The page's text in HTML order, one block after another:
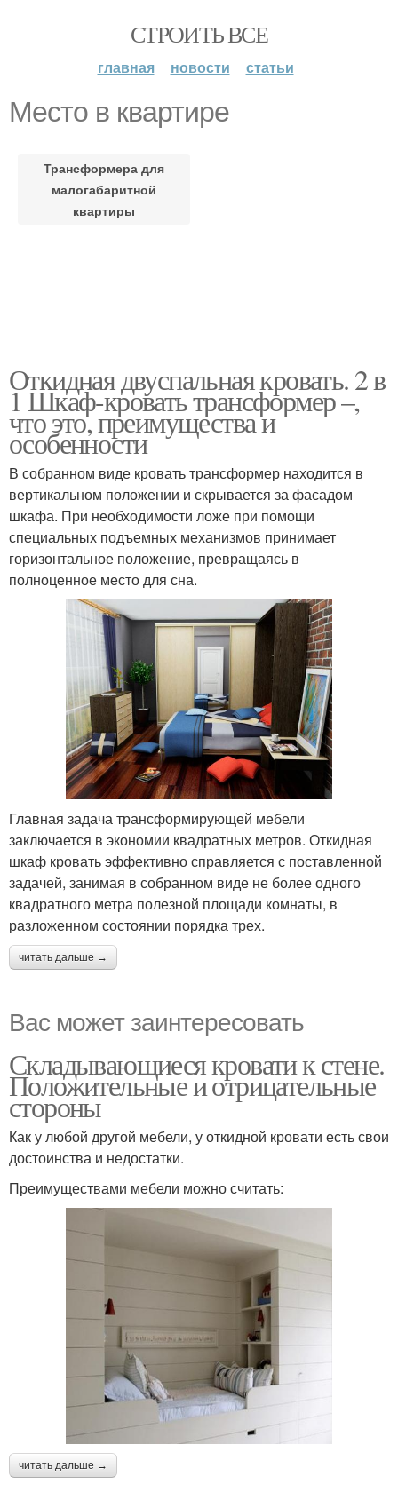
СТРОИТЬ ВСЕ
главная новости статьи
Место в квартире
Трансформера для
малогабаритной
квартиры
Откидная двуспальная кровать. 2 в
1 Шкаф-кровать трансформер –,
что это, преимущества и
особенности
В собранном виде кровать трансформер находится в
вертикальном положении и скрывается за фасадом
шкафа. При необходимости ложе при помощи
специальных подъемных механизмов принимает
горизонтальное положение, превращаясь в
полноценное место для сна.
Главная задача трансформирующей мебели
заключается в экономии квадратных метров. Откидная
шкаф кровать эффективно справляется с поставленной
задачей, занимая в собранном виде не более одного
квадратного метра полезной площади комнаты, в
разложенном состоянии порядка трех.
читать дальше →
Вас может заинтересовать
Складывающиеся кровати к стене.
Положительные и отрицательные
стороны
Как у любой другой мебели, у откидной кровати есть свои
достоинства и недостатки.
Преимуществами мебели можно считать:
читать дальше →